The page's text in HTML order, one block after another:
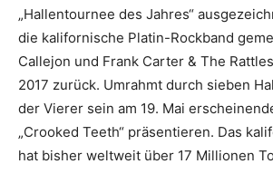
„Hallentournee des Jahres“
die kalifornische Platin-Rockband
Callejon und Frank Carter & The
2017 zurück. Umrahmt durch sieben
der Vierer sein am 19. Mai
„Crooked Teeth“ präsentieren. Das
hat bisher weltweit über 17 Millionen